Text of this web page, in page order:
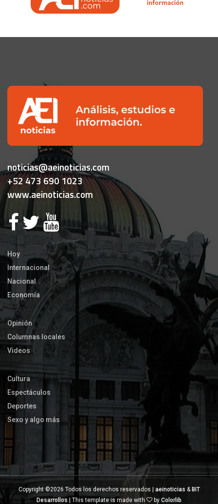
noticias@aeinoticias.com
+52 473 690 1023
www.aeinoticias.com
Hoy
Internacional
Nacional
Economía
Opinión
Columnas locales
Videos
Cultura
Espectáculos
Deportes
Sexo y algo más
Copyright ©2026 Todos los derechos reservados | aeinoticias & BIT
Desarrollos | This template is made with by Colorlib